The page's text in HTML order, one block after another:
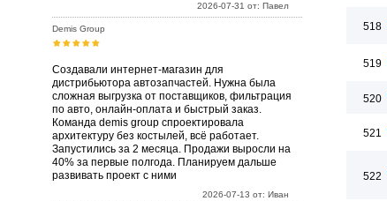
2026-07-31 от: Павел
Demis Group
Создавали интернет-магазин для
дистрибьютора автозапчастей. Нужна была
сложная выгрузка от поставщиков, фильтрация
по авто, онлайн-оплата и быстрый заказ.
Команда demis group спроектировала
архитектуру без костылей, всё работает.
Запустились за 2 месяца. Продажи выросли на
40% за первые полгода. Планируем дальше
развивать проект с ними
2026-07-13 от: Иван
518
519
520
521
522